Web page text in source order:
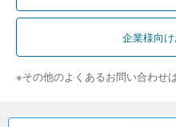
企業様向
※その他のよくあるお問い合わせ